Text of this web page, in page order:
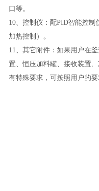
口等。
10、控制仪：配PID智能控制
加热控制）。
11、其它附件：如果用户在
置、恒压加料罐、接收装置
有特殊要求，可按照用户的要